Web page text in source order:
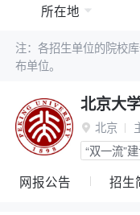
所在地
注：各招生单位的院校
布单位。
北京大
 北京
“双一流”
网报公告 招生